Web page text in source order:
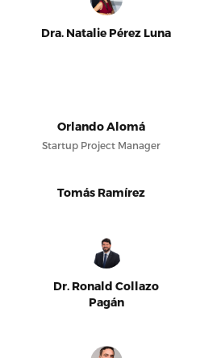
Dra. Natalie Pérez Luna
Orlando Alomá
Startup Project Manager
Tomás Ramírez
Dr. Ronald Collazo
Pagán